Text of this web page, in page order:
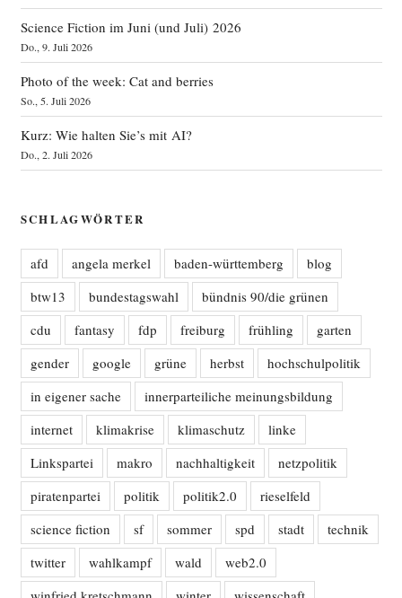
Science Fiction im Juni (und Juli) 2026
Do., 9. Juli 2026
Photo of the week: Cat and berries
So., 5. Juli 2026
Kurz: Wie halten Sie’s mit AI?
Do., 2. Juli 2026
SCHLAGWÖRTER
afd angela merkel baden-württemberg
blog
btw13
bundestagswahl
bündnis 90/die grünen
cdu
fantasy fdp freiburg frühling
garten
gender
google grüne herbst
hochschulpolitik
in eigener sache
innerparteiliche meinungsbildung
internet
klimakrise klimaschutz
linke
Linkspartei
makro nachhaltigkeit
netzpolitik
piratenpartei
politik politik2.0
rieselfeld
science fiction
sf sommer spd stadt
technik
twitter
wahlkampf wald
web2.0